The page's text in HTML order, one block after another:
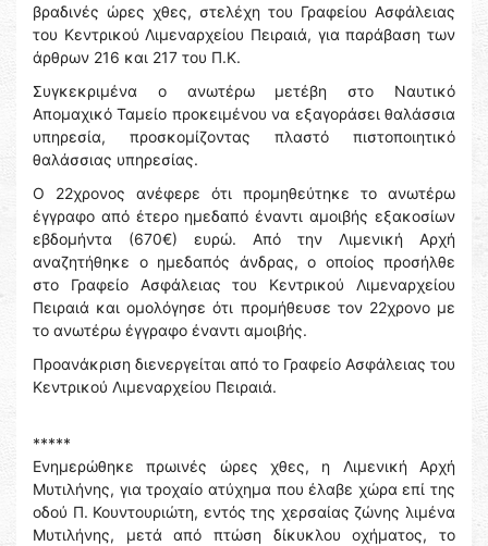
βραδινές ώρες χθες, στελέχη του Γραφείου Ασφάλειας
του Κεντρικού Λιμεναρχείου Πειραιά, για παράβαση των
άρθρων 216 και 217 του Π.Κ.
Συγκεκριμένα ο ανωτέρω μετέβη στο Ναυτικό
Απομαχικό Ταμείο προκειμένου να εξαγοράσει θαλάσσια
υπηρεσία, προσκομίζοντας πλαστό πιστοποιητικό
θαλάσσιας υπηρεσίας.
Ο 22χρονος ανέφερε ότι προμηθεύτηκε το ανωτέρω
έγγραφο από έτερο ημεδαπό έναντι αμοιβής εξακοσίων
εβδομήντα (670€) ευρώ. Από την Λιμενική Αρχή
αναζητήθηκε ο ημεδαπός άνδρας, ο οποίος προσήλθε
στο Γραφείο Ασφάλειας του Κεντρικού Λιμεναρχείου
Πειραιά και ομολόγησε ότι προμήθευσε τον 22χρονο με
το ανωτέρω έγγραφο έναντι αμοιβής.
Προανάκριση διενεργείται από το Γραφείο Ασφάλειας του
Κεντρικού Λιμεναρχείου Πειραιά.
*****
Ενημερώθηκε πρωινές ώρες χθες, η Λιμενική Αρχή
Μυτιλήνης, για τροχαίο ατύχημα που έλαβε χώρα επί της
οδού Π. Κουντουριώτη, εντός της χερσαίας ζώνης λιμένα
Μυτιλήνης, μετά από πτώση δίκυκλου οχήματος, το